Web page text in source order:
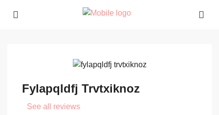
Fylapqldfj Trvtxiknoz
See all reviews